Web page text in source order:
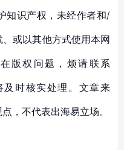
知识产权，未经作者和/
或以其他方式使用本网
版权问题，烦请联系
及时核实处理。文章来
，不代表出海易立场。